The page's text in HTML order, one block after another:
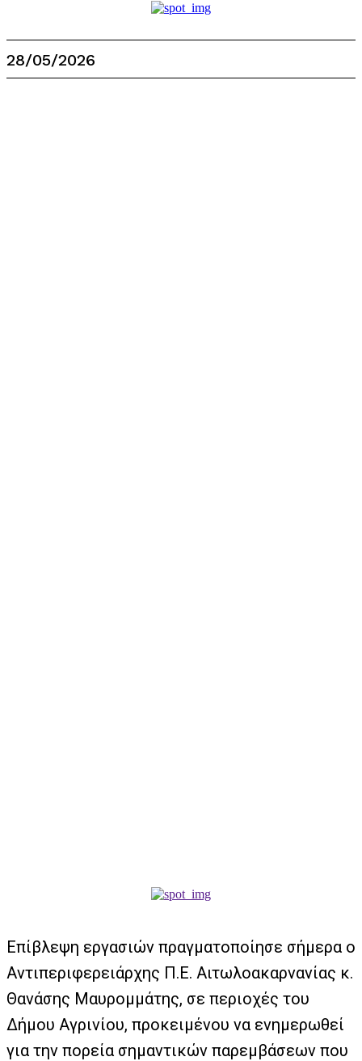
28/05/2026
Επίβλεψη εργασιών πραγματοποίησε σήμερα ο
Αντιπεριφερειάρχης Π.Ε. Αιτωλοακαρνανίας κ.
Θανάσης Μαυρομμάτης, σε περιοχές του
Δήμου Αγρινίου, προκειμένου να ενημερωθεί
για την πορεία σημαντικών παρεμβάσεων που